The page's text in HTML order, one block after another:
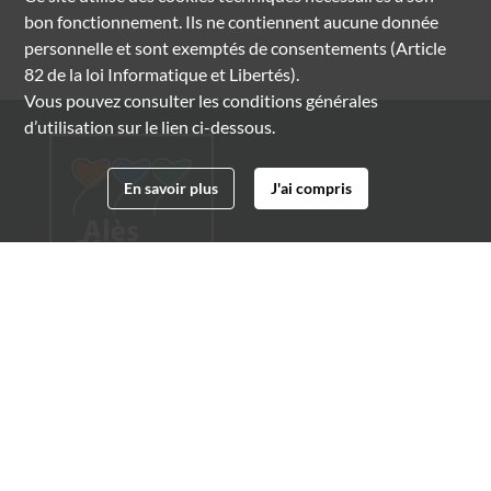
bon fonctionnement. Ils ne contiennent aucune donnée
personnelle et sont exemptés de consentements (Article
82 de la loi Informatique et Libertés).
Vous pouvez consulter les conditions générales
d’utilisation sur le lien ci-dessous.
En savoir plus J'ai compris